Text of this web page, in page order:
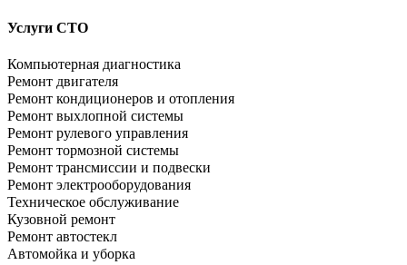
Услуги СТО
Компьютерная диагностика
Ремонт двигателя
Ремонт кондиционеров и отопления
Ремонт выхлопной системы
Ремонт рулевого управления
Ремонт тормозной системы
Ремонт трансмиссии и подвески
Ремонт электрооборудования
Техническое обслуживание
Кузовной ремонт
Ремонт автостекл
Автомойка и уборка